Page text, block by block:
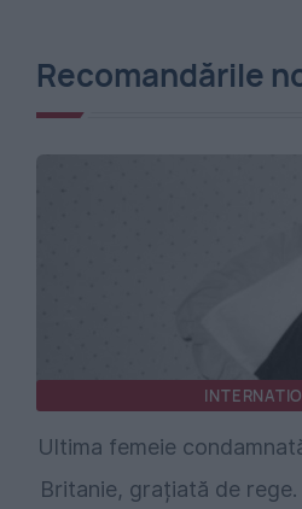
Recomandările
Ultima femeie
Britanie, grațiată de